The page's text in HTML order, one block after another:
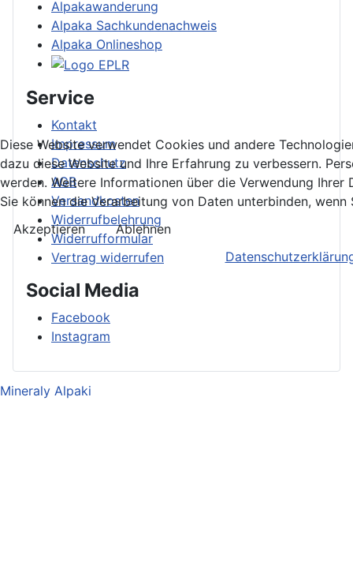
Alpakawanderung
Alpaka Sachkundenachweis
Alpaka Onlineshop
Service
Kontakt
Impressum
Datenschutz
AGB
Versandkosten
Widerrufbelehrung
Widerrufformular
Vertrag widerrufen
Social Media
Facebook
Instagram
Mineraly Alpaki
Diese Website verwendet Cookies und andere
dazu diese Website und Ihre Erfahrung zu verbessern.
werden. Weitere Informationen über die Verwendung
Sie können die Verarbeitung von Daten unterbinden, wenn
Akzeptieren
Ablehnen